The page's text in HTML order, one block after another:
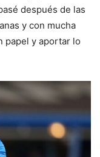
después de las
y con mucha
papel y aportar lo